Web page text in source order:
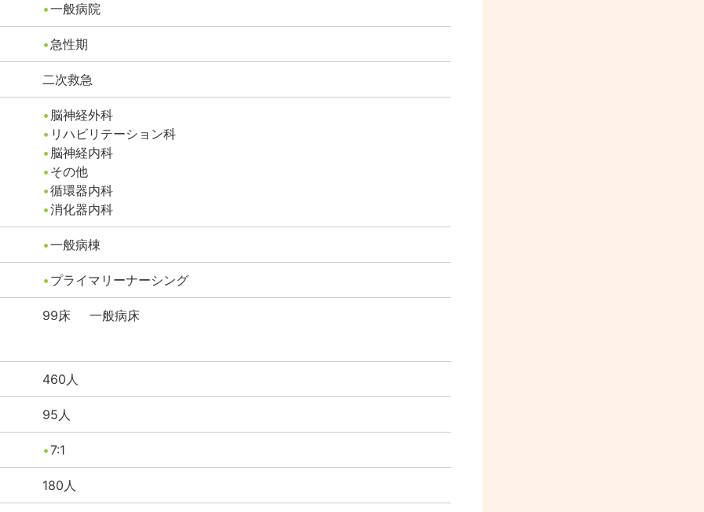
一般病院
急性期
二次救急
脳神経外科
リハビリテーション科
脳神経内科
その他
循環器内科
消化器内科
一般病棟
プライマリーナーシング
99床 一般病床
460人
95人
7:1
180人